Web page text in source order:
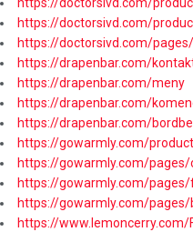
https://doctorsivd.com/
https://doctorsivd.com/
https://drapenbar.com/
https://drapenbar.com/meny
https://drapenbar.com/
https://drapenbar.com/
https://gowarmly.com/
https://gowarmly.com/
https://gowarmly.com/
https://gowarmly.com/pages/
https://www.lemoncerry.com/